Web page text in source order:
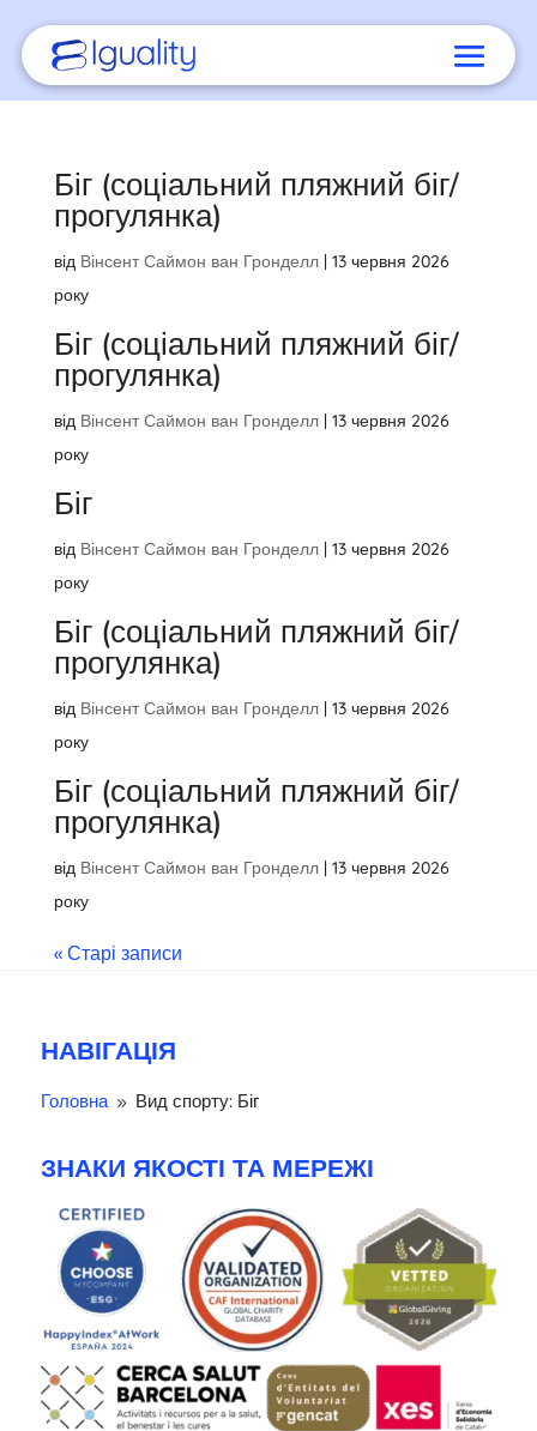
Біг (соціальний пляжний біг/
прогулянка)
від Вінсент Саймон ван Гронделл| 13 червня 2026
року
Біг (соціальний пляжний біг/
прогулянка)
від Вінсент Саймон ван Гронделл| 13 червня 2026
року
Біг
від Вінсент Саймон ван Гронделл| 13 червня 2026
року
Біг (соціальний пляжний біг/
прогулянка)
від Вінсент Саймон ван Гронделл| 13 червня 2026
року
Біг (соціальний пляжний біг/
прогулянка)
від Вінсент Саймон ван Гронделл| 13 червня 2026
року
« Старі записи
НАВІГАЦІЯ
Головна 9 Вид спорту: Біг
ЗНАКИ ЯКОСТІ ТА МЕРЕЖІ